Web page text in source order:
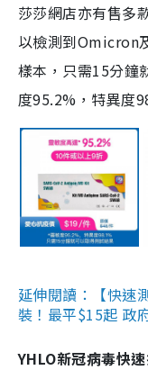
莎莎網店亦有售多
以檢測到Omicron
樣本，只需15分鐘
度95.2%，特異度
延伸閱讀：【快速
裝！最平$15起 政
YHLO新冠病毒快